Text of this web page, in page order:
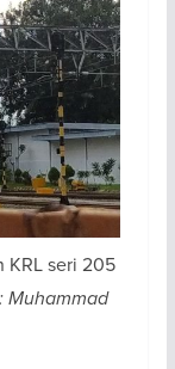
KRL seri 205
Muhammad